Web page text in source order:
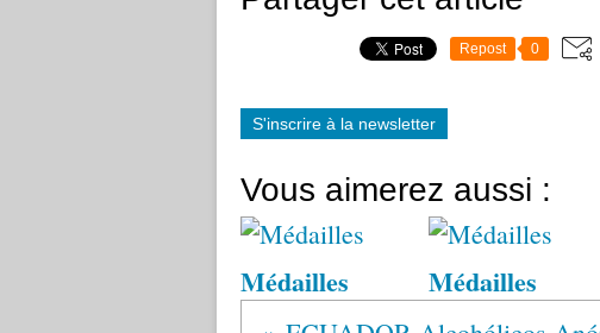
Repost 0
S'inscrire à la newsletter
Vous aimerez aussi :
Médailles Médailles